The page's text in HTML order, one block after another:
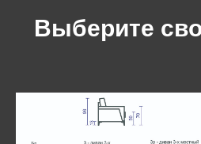
Выберите